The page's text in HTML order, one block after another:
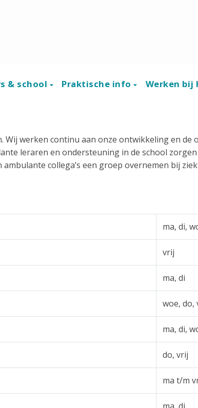
& school Praktische info Werken bij
werken continu aan onze ontwikkeling en de
leraren en ondersteuning in de school
collega’s een groep overnemen bij
ma, di,
vrij
ma, di
woe, do,
ma, di,
do, vrij
ma t/m